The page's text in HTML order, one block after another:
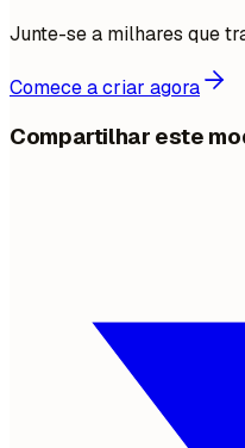
Junte-se a milhares que
Comece a criar agora
Compartilhar este